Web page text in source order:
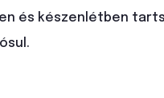
és készenlétben